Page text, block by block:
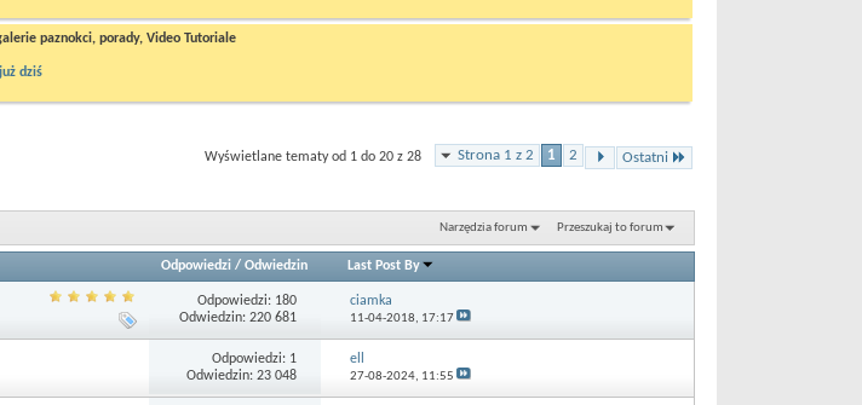
paznokci, porady, Video Tutoriale
dziś
Strona 1 z 2 1 2 Ostatni
Wyświetlane tematy od 1 do 20 z 28
Narzędzia forum Przeszukaj to forum
Odpowiedzi/ Odwiedzin Last Post By
Odpowiedzi: 180
Odwiedzin: 220 681
ciamka
11-04-2018, 17:17
Odpowiedzi: 1
Odwiedzin: 23 048
ell
27-08-2024, 11:55